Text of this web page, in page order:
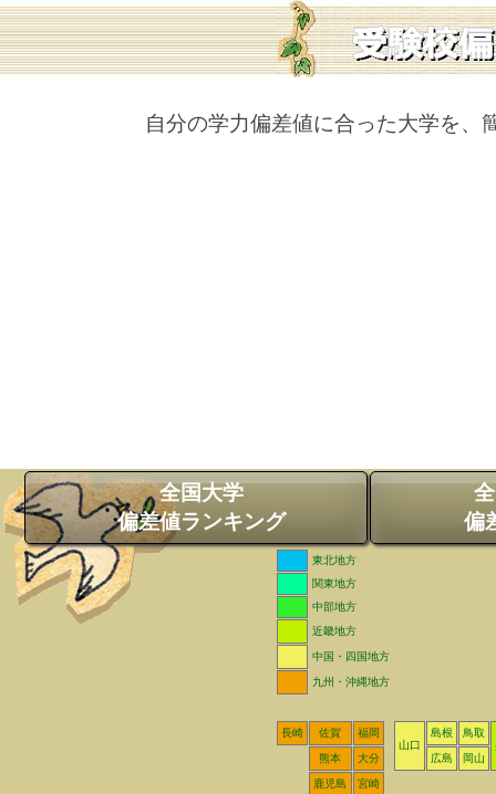
自分の学力偏差値に合った大学を、
全国大学
偏差値ランキング
偏
東北地方
関東地方
中部地方
近畿地方
中国・四国地方
九州・沖縄地方
長崎 佐賀
福岡
山口
島根
鳥取
熊本
大分 広島 岡山
鹿児島 宮崎